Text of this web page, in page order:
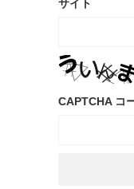
サイト
CAPTCHA コ